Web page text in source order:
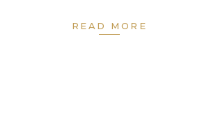
READ MORE